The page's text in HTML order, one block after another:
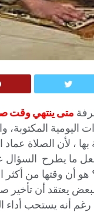
متى ينتهي وقت
اليومية المكتوبة،
بها ، لأن الصلاة
ما يطرح السؤال
أن وقتها من أكثر
يعتقد أن تأخير
رغم أنه يستحب